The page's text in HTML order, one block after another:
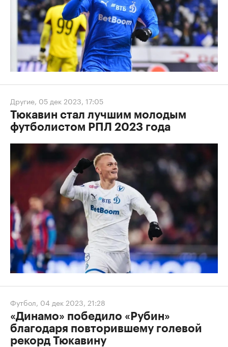
Другие, 05 дек 2023, 17:05
Тюкавин стал лучшим молодым
футболистом РПЛ 2023 года
Футбол, 04 дек 2023, 21:28
«Динамо» победило «Рубин»
благодаря повторившему голевой
рекорд Тюкавину